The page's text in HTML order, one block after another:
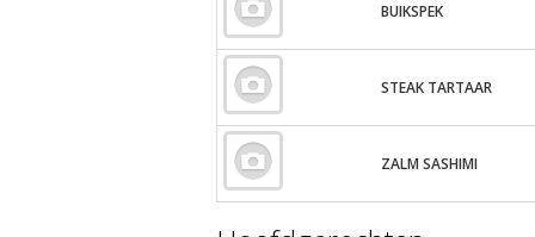
BUIKSPEK
STEAK TARTAAR
ZALM SASHIMI